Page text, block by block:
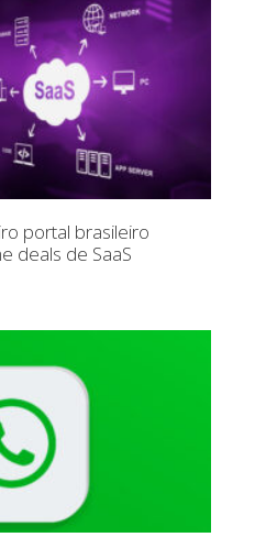
portal brasileiro
deals de SaaS